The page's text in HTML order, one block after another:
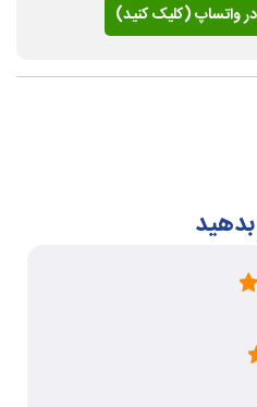
واتساپ (کلیک کنید)